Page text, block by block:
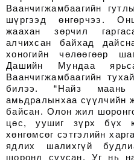
Ваанчигжамбаагийн
шүргээд өнгөрчээ.
жаахан зөрчил
алчихсан байхад
хоногийн чөлөөгөөр
Дашийн Мундаа
Ваанчигжамбаагийн
билээ. “Найз маань
амьдралынхаа сүүлчийн
байсан. Олон жил
цөс, уушиг зүрх бүх
хөнгөмсөг сэтгэлийн
ядлих шалихгүй
шоронд суусан. Уг нь